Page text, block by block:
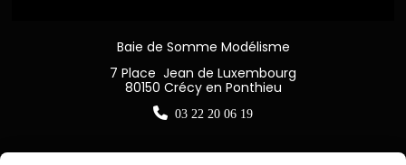
Baie de Somme Modélisme
7 Place Jean de Luxembourg
80150 Crécy en Ponthieu
 03 22 20 06 19